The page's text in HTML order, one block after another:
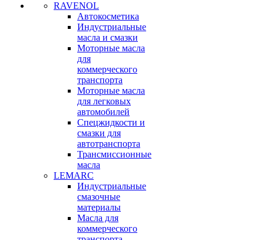
RAVENOL
Автокосметика
Индустриальные
масла и смазки
Моторные масла
для
коммерческого
транспорта
Моторные масла
для легковых
автомобилей
Спецжидкости и
смазки для
автотранспорта
Трансмиссионные
масла
LEMARC
Индустриальные
смазочные
материалы
Масла для
коммерческого